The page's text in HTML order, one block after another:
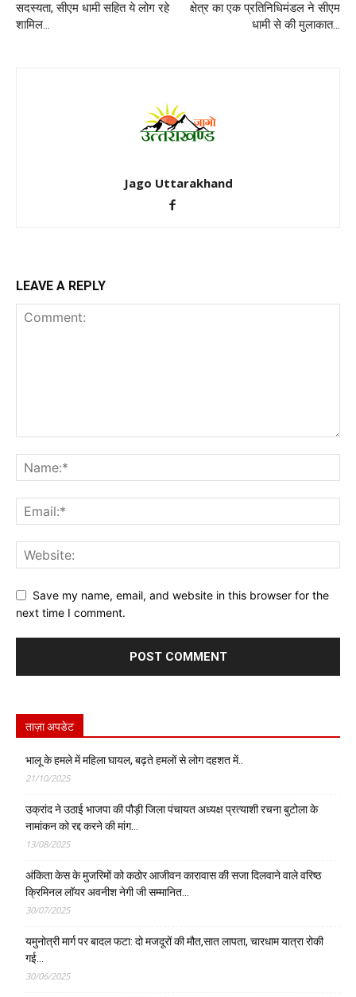
सदस्यता, सीएम धामी सहित ये लोग रहे
शामिल…
क्षेत्र का एक प्रतिनिधिमंडल ने सीएम
धामी से की मुलाकात…
Jago Uttarakhand
LEAVE A REPLY
Save my name, email, and website in this browser for the
next time I comment.
ताज़ा अपडेट
भालू के हमले में महिला घायल, बढ़ते हमलों से लोग दहशत में..
21/10/2025
उक्रांद ने उठाई भाजपा की पौड़ी जिला पंचायत अध्यक्ष प्रत्याशी रचना बुटोला के
नामांकन को रद्द करने की मांग…
13/08/2025
अंकिता केस के मुजरिमों को कठोर आजीवन कारावास की सजा दिलवाने वाले वरिष्ठ
क्रिमिनल लॉयर अवनीश नेगी जी सम्मानित…
30/07/2025
यमुनोत्री मार्ग पर बादल फटा: दो मजदूरों की मौत,सात लापता, चारधाम यात्रा रोकी
गई…
30/06/2025